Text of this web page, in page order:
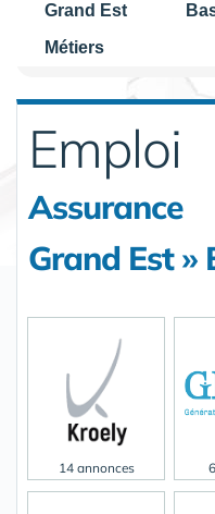
Grand Est
Métiers
Emploi
Assurance
Grand Est »
14 annonces